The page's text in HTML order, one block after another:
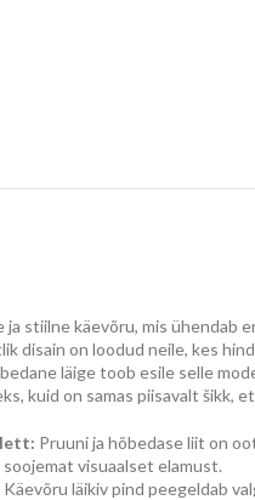
ja stiilne käevõru, mis ühendab
disain on loodud neile, kes
läige toob esile selle
kuid on samas piisavalt
Pruuni ja hõbedase liit on
visuaalset elamust.
Käevõru läikiv pind peegeldab